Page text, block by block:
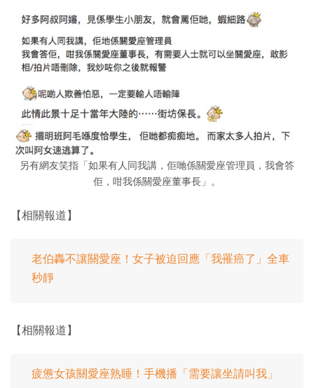
另有網友笑指「如果有人同我講，佢哋係關愛座管理員，我會答
佢，咁我係關愛座董事長」。
【相關報道】
老伯轟不讓關愛座！女子被迫回應「我罹癌了」全車
秒靜
【相關報道】
疲憊女孩關愛座熟睡！手機播「需要讓坐請叫我」